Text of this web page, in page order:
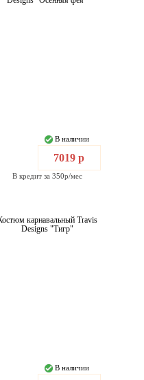
В наличии
7019 р
В кредит за 350р/мес
карнавальный Travis
Designs "Тигр"
В наличии